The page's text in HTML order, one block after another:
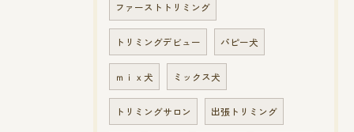
ファーストトリミング
トリミングデビュー パピー犬
ｍｉｘ犬 ミックス犬
トリミングサロン 出張トリミング